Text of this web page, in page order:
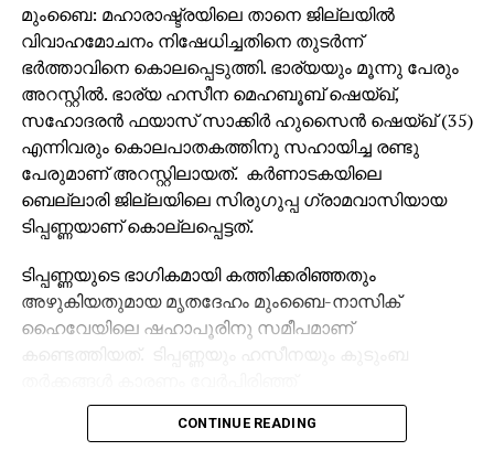
ഇതോടെ മൊത്തം പൂട്ടുന്നവ 19 ആയി. നിബന്ധനകള്‍
പാലിക്കാത്ത വ്യവസായങ്ങള്‍ക്കെതിരേ നടപടികള്‍
തുടരുമെന്നും എംപിസിബി വ്യക്തമാക്കി.
മുംബൈ: മഹാരാഷ്ട്രയിലെ താനെ ജില്ലയില്‍
വിവാഹമോചനം നിഷേധിച്ചതിനെ തുടര്‍ന്ന്
ഭര്‍ത്താവിനെ കൊലപ്പെടുത്തി. ഭാര്യയും മൂന്നു പേരും
അറസ്റ്റില്‍. ഭാര്യ ഹസീന മെഹബൂബ് ഷെയ്ഖ്,
സഹോദരന്‍ ഫയാസ് സാക്കിര്‍ ഹുസൈന്‍ ഷെയ്ഖ് (35)
എന്നിവരും കൊലപാതകത്തിനു സഹായിച്ച രണ്ടു
പേരുമാണ് അറസ്റ്റിലായത്. കര്‍ണാടകയിലെ
ബെല്ലാരി ജില്ലയിലെ സിരുഗുപ്പ ഗ്രാമവാസിയായ
ടിപ്പണ്ണയാണ് കൊല്ലപ്പെട്ടത്.
ടിപ്പണ്ണയുടെ ഭാഗികമായി കത്തിക്കരിഞ്ഞതും
അഴുകിയതുമായ മൃതദേഹം മുംബൈ-നാസിക്
ഹൈവേയിലെ ഷഹാപൂരിനു സമീപമാണ്
കണ്ടെത്തിയത്. ടിപ്പണ്ണയും ഹസീനയും കുടുംബ
താമസിക്കുകയായിരുന്നു. ഇതിനുപിന്നാലെ ഹസീന
ടിപ്പണ്ണയോട് വിവാഹമോചനം ആവശ്യപ്പെട്ടു. എന്നാല്‍
CONTINUE READING